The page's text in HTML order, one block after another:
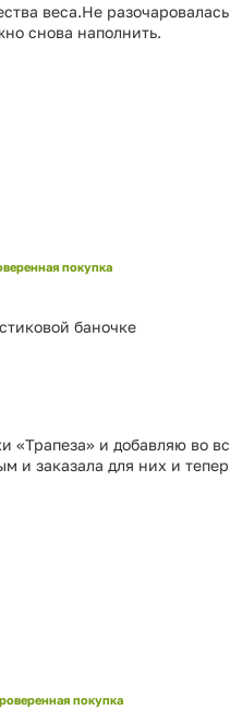
веса.Не
снова наполнить.
покупка
баночке
«Трапеза» и добавляю во
и заказала для них и
покупка